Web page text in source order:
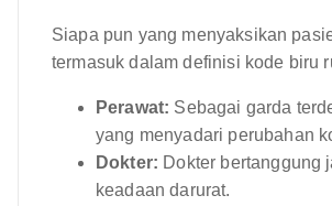
Siapa pun yang menyaksikan
termasuk dalam definisi kode biru
Perawat: Sebagai garda
yang menyadari perubahan
Dokter: Dokter bertanggung
keadaan darurat.